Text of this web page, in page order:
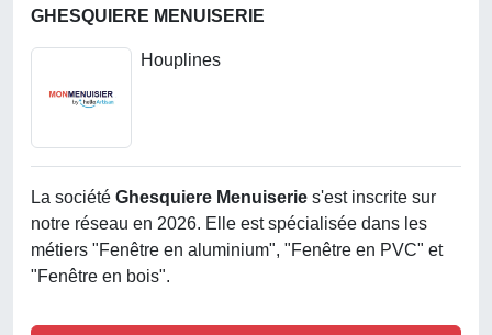
GHESQUIERE MENUISERIE
Houplines
La société Ghesquiere Menuiserie s'est inscrite sur
notre réseau en 2026. Elle est spécialisée dans les
métiers "Fenêtre en aluminium", "Fenêtre en PVC" et
"Fenêtre en bois".